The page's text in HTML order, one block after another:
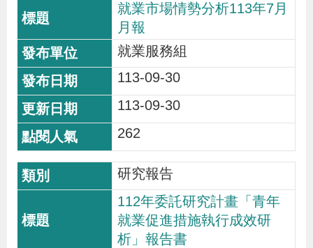
就業市場情勢分析113年7月
月報
就業服務組
113-09-30
113-09-30
262
研究報告
112年委託研究計畫「青年
就業促進措施執行成效研
析」報告書